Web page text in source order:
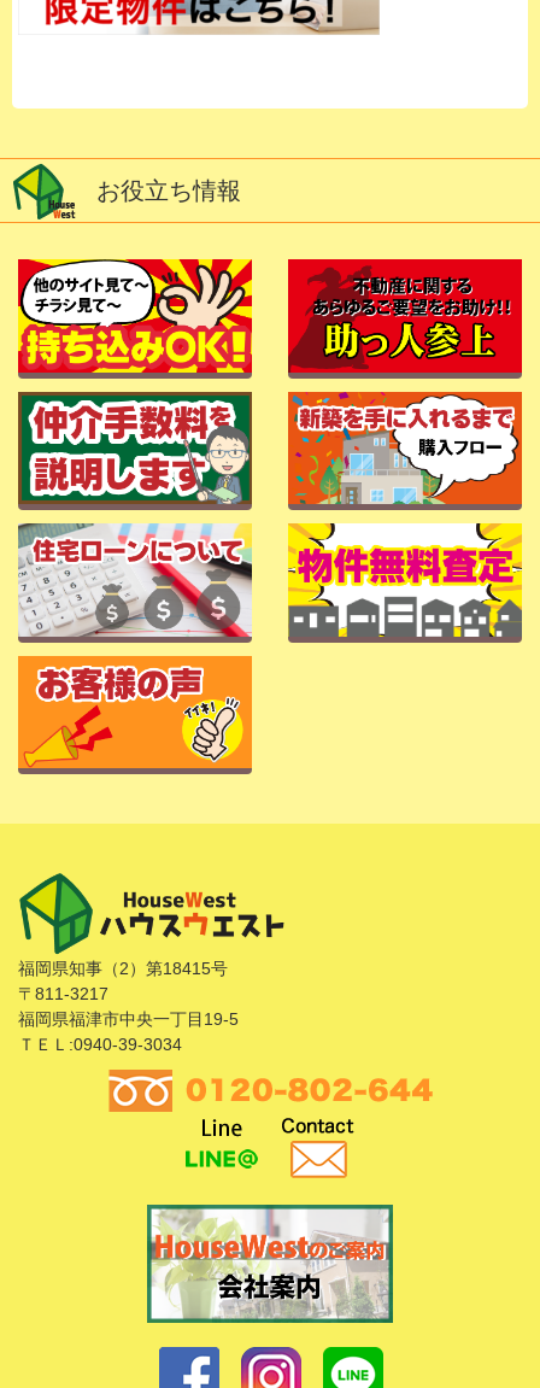
お役立ち情報
福岡県知事（2）第18415号
〒811-3217
福岡県福津市中央一丁目19-5
ＴＥＬ:0940-39-3034